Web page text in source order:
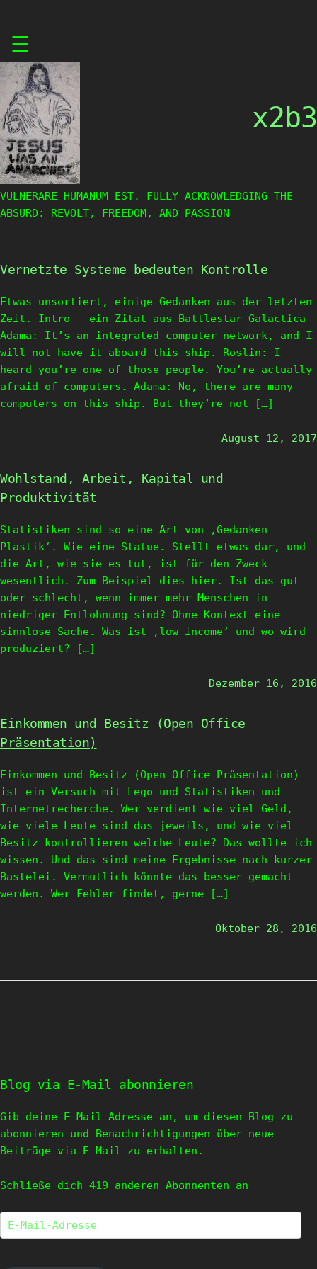
content
☰
x2b3
VULNERARE HUMANUM EST. FULLY ACKNOWLEDGING THE
ABSURD: REVOLT, FREEDOM, AND PASSION
Vernetzte Systeme bedeuten Kontrolle
Etwas unsortiert, einige Gedanken aus der letzten
Zeit. Intro – ein Zitat aus Battlestar Galactica
Adama: It’s an integrated computer network, and I
will not have it aboard this ship. Roslin: I
heard you’re one of those people. You’re actually
afraid of computers. Adama: No, there are many
computers on this ship. But they’re not […]
August 12, 2017
Wohlstand, Arbeit, Kapital und
Produktivität
Statistiken sind so eine Art von ‚Gedanken-
Plastik‘. Wie eine Statue. Stellt etwas dar, und
die Art, wie sie es tut, ist für den Zweck
wesentlich. Zum Beispiel dies hier. Ist das gut
oder schlecht, wenn immer mehr Menschen in
niedriger Entlohnung sind? Ohne Kontext eine
sinnlose Sache. Was ist ‚low income‘ und wo wird
produziert? […]
Dezember 16, 2016
Einkommen und Besitz (Open Office
Präsentation)
Einkommen und Besitz (Open Office Präsentation)
ist ein Versuch mit Lego und Statistiken und
Internetrecherche. Wer verdient wie viel Geld,
wie viele Leute sind das jeweils, und wie viel
Besitz kontrollieren welche Leute? Das wollte ich
wissen. Und das sind meine Ergebnisse nach kurzer
Bastelei. Vermutlich könnte das besser gemacht
werden. Wer Fehler findet, gerne […]
Oktober 28, 2016
Blog via E-Mail abonnieren
Gib deine E-Mail-Adresse an, um diesen Blog zu
abonnieren und Benachrichtigungen über neue
Beiträge via E-Mail zu erhalten.
Schließe dich 419 anderen Abonnenten an
E-
Mail-